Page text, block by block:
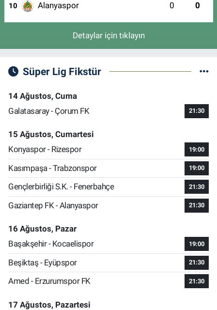
10 Alanyaspor 0 0
Detaylar için tıklayın
Süper Lig Fikstür
14 Ağustos, Cuma
Galatasaray - Çorum FK
21:30
15 Ağustos, Cumartesi
Konyaspor - Rizespor
19:00
Kasımpaşa - Trabzonspor 19:00
Gençlerbirliği S.K. - Fenerbahçe 21:30
Gaziantep FK - Alanyaspor 21:30
16 Ağustos, Pazar
Başakşehir - Kocaelispor
19:00
Beşiktaş - Eyüpspor 21:30
Amed - Erzurumspor FK 21:30
17 Ağustos, Pazartesi